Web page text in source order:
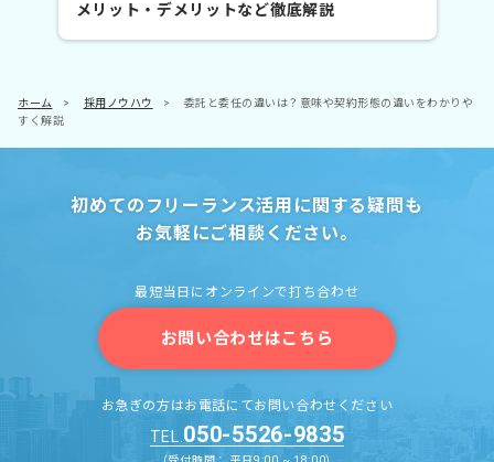
メリット・デメリットなど徹底解説
ホーム > 採用ノウハウ >
委託と委任の違いは？意味や契約形態の違いをわかりや
すく解説
初めてのフリーランス活用に関する疑問も
お気軽にご相談ください。
最短当日にオンラインで打ち合わせ
お問い合わせはこちら
お急ぎの方はお電話にてお問い合わせください
TEL.050-5526-9835